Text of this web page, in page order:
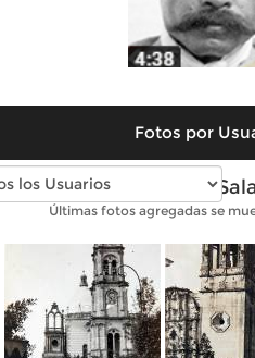
Fotos por
Fotos antiguas de
Últimas fotos agregadas se